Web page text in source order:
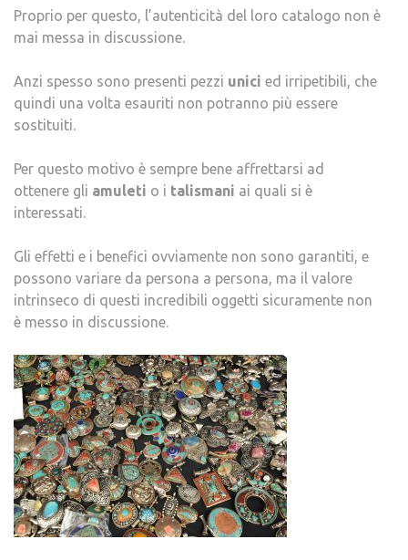
Proprio per questo, l’autenticità del loro catalogo non è
mai messa in discussione.
Anzi spesso sono presenti pezzi unici ed irripetibili, che
quindi una volta esauriti non potranno più essere
sostituiti.
Per questo motivo è sempre bene affrettarsi ad
ottenere gli amuleti o i talismani ai quali si è
interessati.
Gli effetti e i benefici ovviamente non sono garantiti, e
possono variare da persona a persona, ma il valore
intrinseco di questi incredibili oggetti sicuramente non
è messo in discussione.